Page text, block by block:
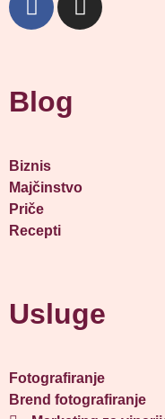
Blog
Biznis
Majčinstvo
Priče
Recepti
Usluge
Fotografiranje
Brend fotografiranje